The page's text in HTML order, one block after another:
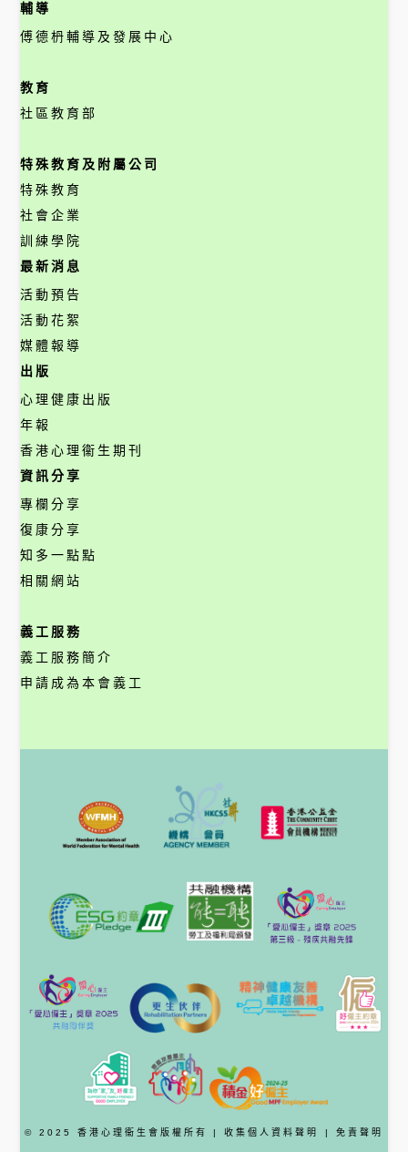
輔導
傅德枬輔導及發展中心
教育
社區教育部
特殊教育及附屬公司
特殊教育
社會企業
訓練學院
最新消息
活動預告
活動花絮
媒體報導
出版
心理健康出版
年報
香港心理衞生期刊
資訊分享
專欄分享
復康分享
知多一點點
相關網站
義工服務
義工服務簡介
申請成為本會義工
© 2025 香港心理衞生會版權所有 | 收集個人資料聲明 | 免責聲明